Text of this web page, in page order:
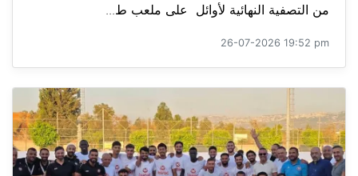
من التصفية النهائية لأوائل على ملعب ط...
26-07-2026 19:52 pm